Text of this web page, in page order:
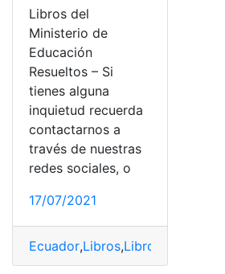
Libros del
Ministerio de
Educación
Resueltos – Si
tienes alguna
inquietud recuerda
contactarnos a
través de nuestras
redes sociales, o
17/07/2021
Ecuador,Libros,Libros resueltos